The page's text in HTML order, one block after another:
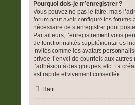
Pourquoi dois-je m’enregistrer ?
Vous pouvez ne pas le faire, mais
forum peut avoir configuré les forums
nécessaire de s’enregistrer pour
Par ailleurs, l’enregistrement vous
de fonctionnalités supplémentaires
invités comme les avatars
privée, l’envoi de courriels aux autres
l’adhésion à des groupes, etc. La
est rapide et vivement conseillée.
Haut